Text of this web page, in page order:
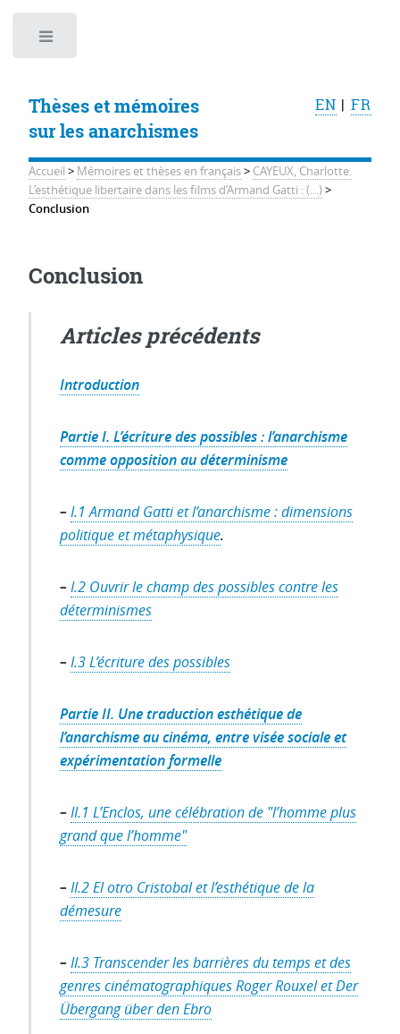
Thèses et mémoires
sur les anarchismes
EN | FR
Accueil > Mémoires et thèses en français> CAYEUX, Charlotte.
L’esthétique libertaire dans les films d’Armand Gatti : (…)>
Conclusion
Conclusion
Articles précédents
Introduction
Partie I. L’écriture des possibles : l’anarchisme
comme opposition au déterminisme
–I.1 Armand Gatti et l’anarchisme : dimensions
politique et métaphysique.
–I.2 Ouvrir le champ des possibles contre les
déterminismes
–I.3 L’écriture des possibles
Partie II. Une traduction esthétique de
l’anarchisme au cinéma, entre visée sociale et
expérimentation formelle
–II.1 L’Enclos, une célébration de "l’homme plus
grand que l’homme"
–II.2El otro Cristobalet l’esthétique de la
démesure
–‪II.3 Transcender les barrières du temps et des
genres cinématographiquesRoger RouxeletDer
Übergang über den Ebro